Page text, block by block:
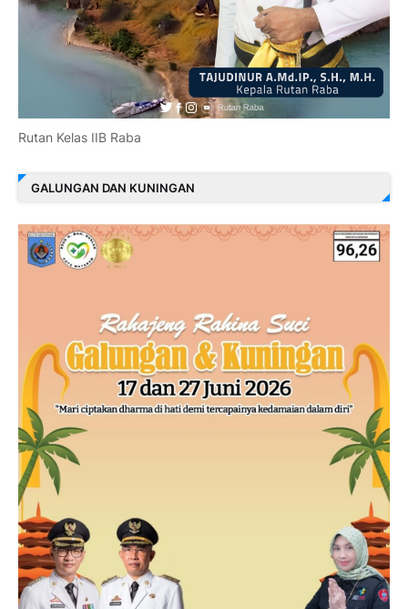
Rutan Kelas IIB Raba
GALUNGAN DAN KUNINGAN